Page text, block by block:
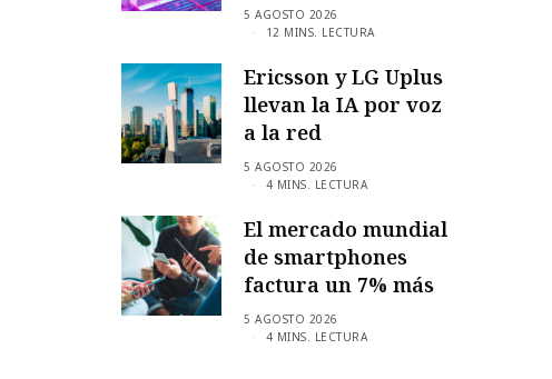
5 AGOSTO 2026
12 MINS. LECTURA
Ericsson y LG Uplus
llevan la IA por voz
a la red
5 AGOSTO 2026
4 MINS. LECTURA
El mercado mundial
de smartphones
factura un 7% más
5 AGOSTO 2026
4 MINS. LECTURA